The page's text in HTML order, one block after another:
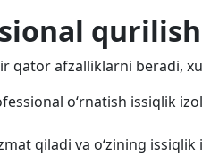
qator afzalliklarni beradi,
o‘rnatish issiqlik
qiladi va o‘zining